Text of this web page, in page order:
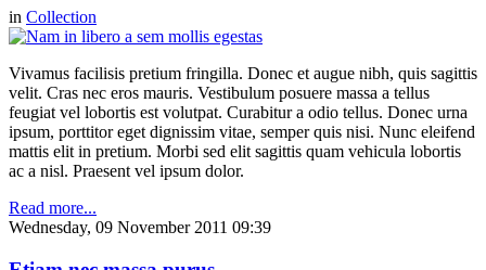
in Collection
Vivamus facilisis pretium fringilla. Donec et augue nibh, quis sagittis
velit. Cras nec eros mauris. Vestibulum posuere massa a tellus
feugiat vel lobortis est volutpat. Curabitur a odio tellus. Donec urna
ipsum, porttitor eget dignissim vitae, semper quis nisi. Nunc eleifend
mattis elit in pretium. Morbi sed elit sagittis quam vehicula lobortis
ac a nisl. Praesent vel ipsum dolor.
Read more...
Wednesday, 09 November 2011 09:39